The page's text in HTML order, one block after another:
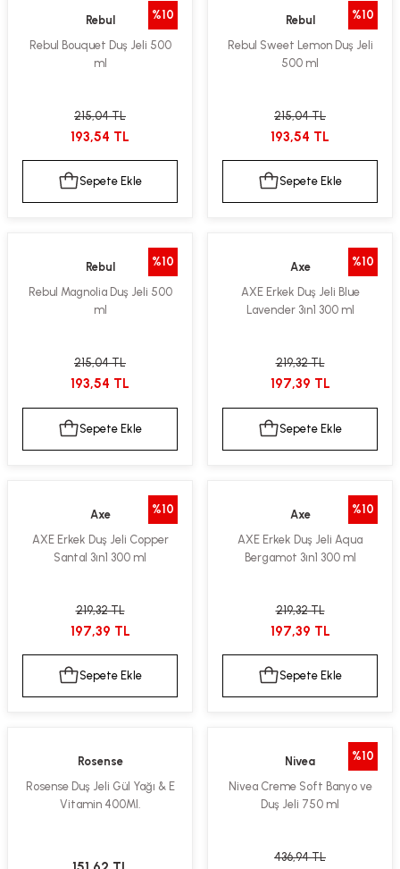
%10
Rebul
Rebul Bouquet Duş Jeli 500
ml
215,04 TL
193,54 TL
Sepete Ekle
%10
Rebul
Rebul Sweet Lemon Duş Jeli
500 ml
215,04 TL
193,54 TL
Sepete Ekle
%10
Rebul
Rebul Magnolia Duş Jeli 500
ml
215,04 TL
193,54 TL
Sepete Ekle
%10
Axe
AXE Erkek Duş Jeli Blue
Lavender 3ın1 300 ml
219,32 TL
197,39 TL
Sepete Ekle
%10
Axe
AXE Erkek Duş Jeli Copper
Santal 3ın1 300 ml
219,32 TL
197,39 TL
Sepete Ekle
%10
Axe
AXE Erkek Duş Jeli Aqua
Bergamot 3ın1 300 ml
219,32 TL
197,39 TL
Sepete Ekle
Rosense
Rosense Duş Jeli Gül Yağı & E
Vitamin 400Ml.
%10
Nivea
Nivea Creme Soft Banyo ve
Duş Jeli 750 ml
436,94 TL